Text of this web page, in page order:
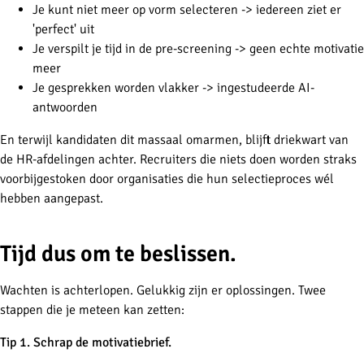
Je kunt niet meer op vorm selecteren -> iedereen ziet er
'perfect' uit
Je verspilt je tijd in de pre-screening -> geen echte motivatie
meer
Je gesprekken worden vlakker -> ingestudeerde AI-
antwoorden
En terwijl kandidaten dit massaal omarmen, blijft driekwart van
de HR-afdelingen achter. Recruiters die niets doen worden straks
voorbijgestoken door organisaties die hun selectieproces wél
hebben aangepast.
Tijd dus om te beslissen.
Wachten is achterlopen. Gelukkig zijn er oplossingen. Twee
stappen die je meteen kan zetten:
Tip 1. Schrap de motivatiebrief.